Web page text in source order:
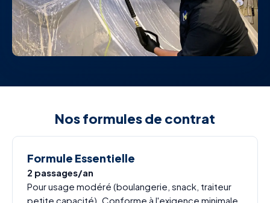
Nos formules de contrat
Formule Essentielle
2 passages/an
Pour usage modéré (boulangerie, snack, traiteur
petite capacité). Conforme à l'exigence minimale